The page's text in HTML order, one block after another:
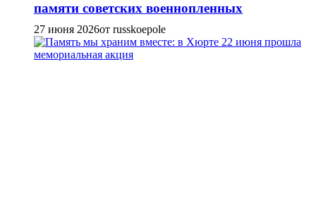
памяти советских военнопленных
27 июня 2026от russkoepole